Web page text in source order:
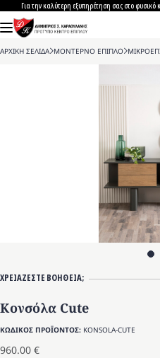
to
content
Για την καλύτερη εξυπηρέτηση σας στο
ΑΡΧΙΚΗ ΣΕΛΙΔΑ>ΜΟΝΤΕΡΝΟ ΕΠΙΠΛΟ>
ΧΡΕΙΑΖΕΣΤΕ ΒΟΗΘΕΙΑ;
Κονσόλα Cute
ΚΩΔΙΚΟΣ ΠΡΟΪΟΝΤΟΣ: KONSOLA-CUTE
960.00 €